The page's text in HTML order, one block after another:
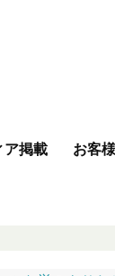
ア掲載 お客